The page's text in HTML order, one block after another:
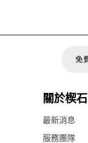
關於楔石
最新消息
服務團隊